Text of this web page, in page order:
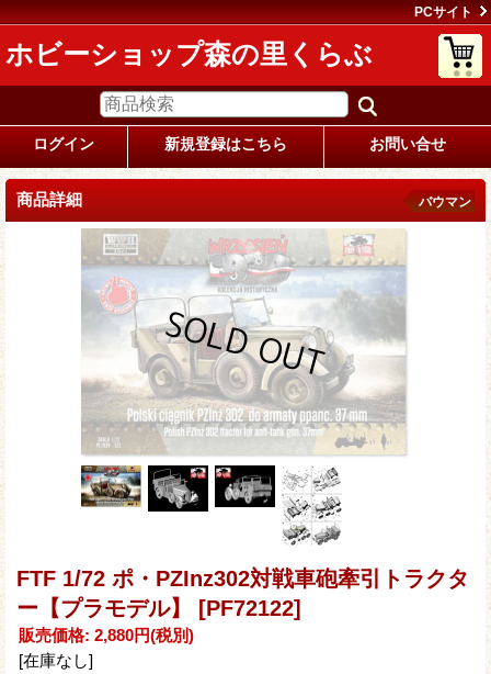
PCサイト
ホビーショップ森の里くらぶ
ログイン 新規登録はこちら お問い合せ
商品詳細 バウマン
FTF 1/72 ポ・PZInz302対戦車砲牽引トラクタ
ー【プラモデル】 [PF72122]
販売価格: 2,880円(税別)
[在庫なし]